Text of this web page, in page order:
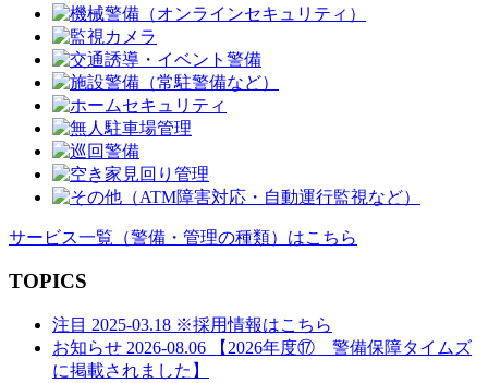
サービス一覧 （警備・管理の種類） はこちら
TOPICS
注目 2025-03.18 ※採用情報はこちら
お知らせ 2026-08.06
【2026年度⑰ 警備保障タイムズ
に掲載されました】